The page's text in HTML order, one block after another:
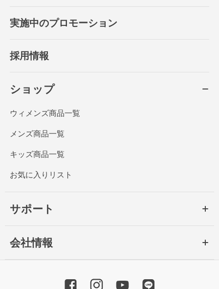
実施中のプロモーション
採用情報
ショップ
ウィメンズ商品一覧
メンズ商品一覧
キッズ商品一覧
お気に入りリスト
サポート
会社情報